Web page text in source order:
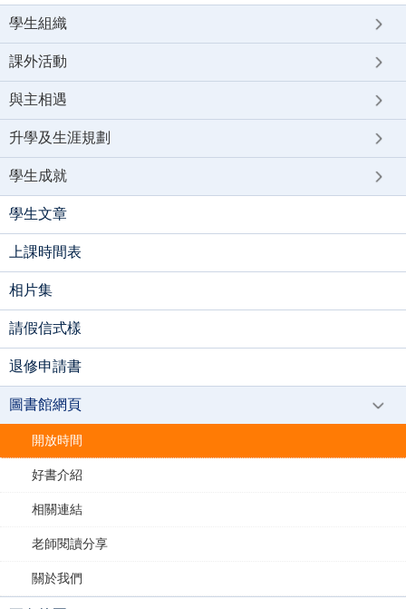
學生組織
課外活動
與主相遇
升學及生涯規劃
學生成就
學生文章
上課時間表
相片集
請假信式樣
退修申請書
圖書館網頁
開放時間
好書介紹
相關連結
老師閱讀分享
關於我們